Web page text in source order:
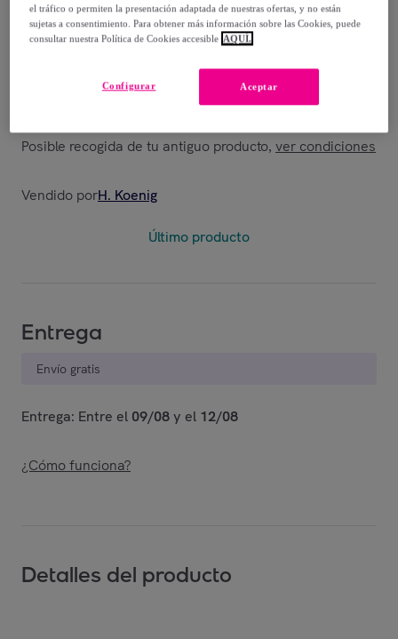
149,90 €
Posible recogida de tu antiguo producto, ver condiciones
Vendido porH. Koenig
Último producto
Entrega
Envío gratis
Entrega: Entre el 09/08y el 12/08
¿Cómo funciona?
Detalles del producto
el tráfico o permiten la presentación adaptada de nuestras ofertas, y no están
sujetas a consentimiento. Para obtener más información sobre las Cookies, puede
consultar nuestra Política de Cookies accesible AQUÍ.
Aceptar
Configurar